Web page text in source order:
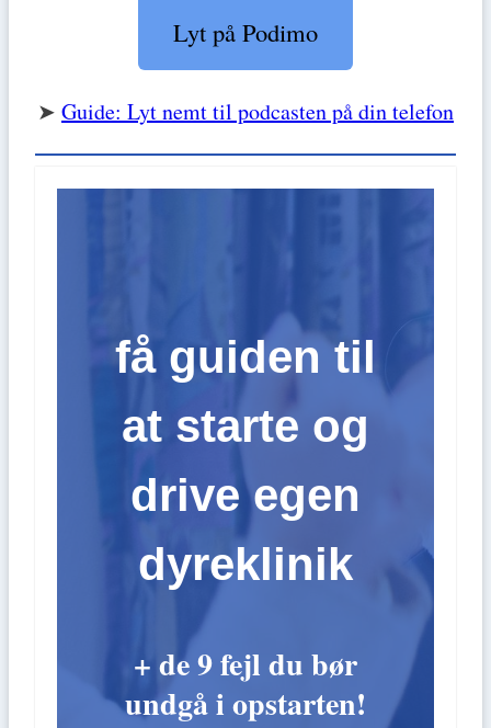
Lyt på Podimo
➤ Guide: Lyt nemt til podcasten på din telefon
få guiden til
at starte og
drive egen
dyreklinik
+ de 9 fejl du bør
undgå i opstarten!